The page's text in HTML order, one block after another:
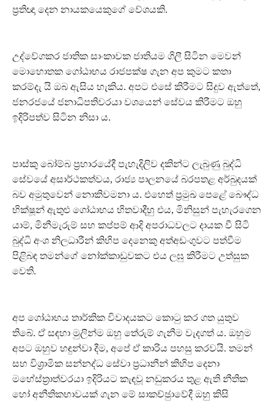
ප‍්‍රතිඥා දෙන නායකයෙකුගේ වේශයකි.
උද්වේගකර ජාතික සාංකාවක ජාතියම ගිලී සිටින මෙවන්
මොහොතක ගෝඨාභය රාජපක්ෂ ගැන අප කුමට කතා
කරම්දැ යි ඔබ ඇසිය හැකිය. අපට එසේ කිරීමට සිදුව ඇත්තේ,
ජනරජයේ ජනාධිපතිවරයා වශයෙන් සේවය කිරීමට ඔහු
ඉදිරිපත්ව සිටින නිසා ය.
පාස්කු බෝම්බ ප‍්‍රහාරයේදී පැහැදිලිව දකින්ට ලැබුණු බුද්ධි
සේවයේ අසාර්ථකත්වය, රාජ්‍ය පාලනයේ බරපතළ අර්බුදයක්
බව අමුතුවෙන් නොකිවමනා ය. එහෙත් ප‍්‍රමුඛ පෙළේ බෞද්ධ
භික්ෂූන් ඇතුළු ගෝඨාභය හිතවාදීහු එය, මිනිසුන් පැහැරගෙන
යාම්, මිනීමැරුම් සහ කප්පම් ආදි අපරාධවලට දායක වී සිටි
බුද්ධි අංශ නිලධාරීන් කිහිප දෙනෙකු අත්අඩංගුවට පත්වීම
පිළිබඳ තමන්ගේ නෝක්කාඩුවකට එය ලඝු කිරීමට උත්සුක
වෙති.
අප ගෝඨාභය තාර්කික විවාදයකට කොටු කර ගත යුතුව
තිබේ. ඒ සඳහා මුලින්ම ඔහු තේරුම් ගැනීම වැදගත් ය. ඔහුම
අපට ඔහුව හඳුන්වා දීම, අපේ ඒ කාරිය පහසු කරවයි. තමන්
සහ විශ‍්‍රාමික සන්නද්ධ සේවා ප‍්‍රධානීන් කිහිප දෙනා
මහේස්ත‍්‍රාත්වරයා ඉදිරියට කැඳවූ නඩුකරය තුළ ඇති නීතික
හෝ අනීතිකභාවයක් ගැන මේ සාකච්ඡුාවේදී ඔහු කිසි